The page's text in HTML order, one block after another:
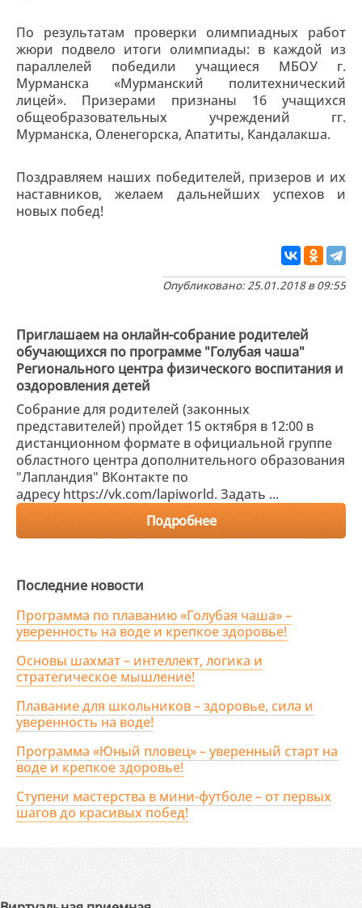
По результатам проверки олимпиадных работ
жюри подвело итоги олимпиады: в каждой из
параллелей победили учащиеся МБОУ г.
Мурманска «Мурманский политехнический
лицей». Призерами признаны 16 учащихся
общеобразовательных учреждений гг.
Мурманска, Оленегорска, Апатиты, Кандалакша.
Поздравляем наших победителей, призеров и их
наставников, желаем дальнейших успехов и
новых побед!
Опубликовано: 25.01.2018 в 09:55
Приглашаем на онлайн-собрание родителей
обучающихся по программе "Голубая чаша"
Регионального центра физического воспитания и
оздоровления детей
Собрание для родителей (законных
представителей) пройдет 15 октября в 12:00 в
дистанционном формате в официальной группе
областного центра дополнительного образования
"Лапландия" ВКонтакте по
адресу https://vk.com/lapiworld. Задать ...
Подробнее
Последние новости
Программа по плаванию «Голубая чаша» –
уверенность на воде и крепкое здоровье!
Основы шахмат – интеллект, логика и
стратегическое мышление!
Плавание для школьников – здоровье, сила и
уверенность на воде!
Программа «Юный пловец» – уверенный старт на
воде и крепкое здоровье!
Ступени мастерства в мини-футболе – от первых
шагов до красивых побед!